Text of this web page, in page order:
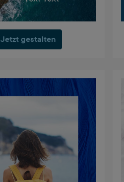
Jetzt gestalten